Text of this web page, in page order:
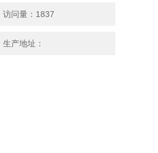
访问量：1837
生产地址：